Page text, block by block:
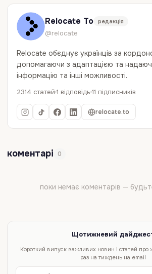
Relocate To редакція
@relocate
Relocate об`єднує українців за
допомагаючи з адаптацією та
інформацію та інші можливості.
2314 статей 1 відповідь 11 підписників
relocate.to
коментарі 0
поки немає коментарів —
Щотижневий
Короткий випуск важливих новин і статей про
раз на тиждень на email